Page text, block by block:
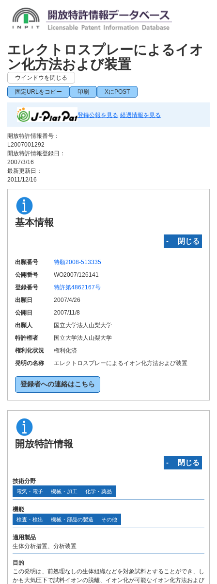
エレクトロスプレーによるイオ
ン化方法および装置
ウインドウを閉じる
固定URLをコピー 印刷 XにPOST
登録公報を見る 経過情報を見る
開放特許情報番号：
L2007001292
開放特許情報登録日：
2007/3/16
最新更新日：
2011/12/16
基本情報
‐ 閉じる
出願番号
特願2008-513335
公開番号
WO2007/126141
登録番号
特許第4862167号
出願日
2007/4/26
公開日
2007/11/8
出願人
国立大学法人山梨大学
特許権者
国立大学法人山梨大学
権利化状況
権利化済
発明の名称
エレクトロスプレーによるイオン化方法および装置
登録者への連絡はこちら
開放特許情報
‐ 閉じる
技術分野
電気・電子 機械・加工 化学・薬品
機能
検査・検出 機械・部品の製造 その他
適用製品
生体分析措置、分析装置
目的
この発明は、前処理なしの生体組織などを対象試料とすることができ、し
かも大気圧下で試料イオンの脱離、イオン化が可能なイオン化方法および